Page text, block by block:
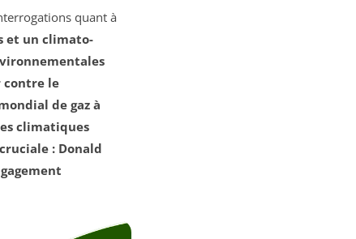
quant à
et un climato-
contre le
de gaz à
climatiques
: Donald